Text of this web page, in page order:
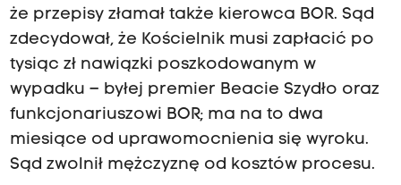
że przepisy złamał także kierowca BOR. Sąd
zdecydował, że Kościelnik musi zapłacić po
tysiąc zł nawiązki poszkodowanym w
wypadku – byłej premier Beacie Szydło oraz
funkcjonariuszowi BOR; ma na to dwa
miesiące od uprawomocnienia się wyroku.
Sąd zwolnił mężczyznę od kosztów procesu.